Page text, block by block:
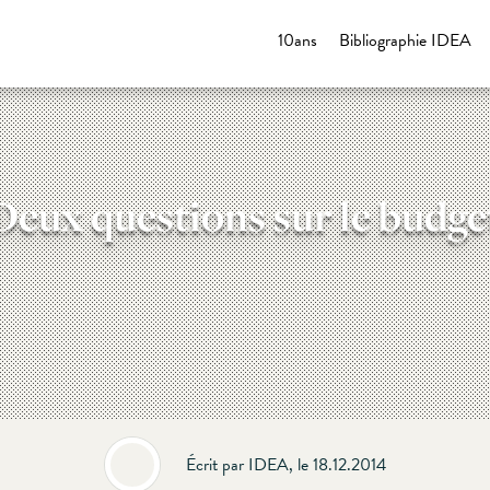
Bibliographie IDEA
10ans
questions sur le
Écrit par IDEA, le 18.12.2014